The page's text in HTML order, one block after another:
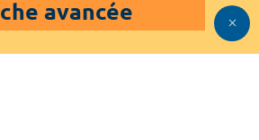
avancée